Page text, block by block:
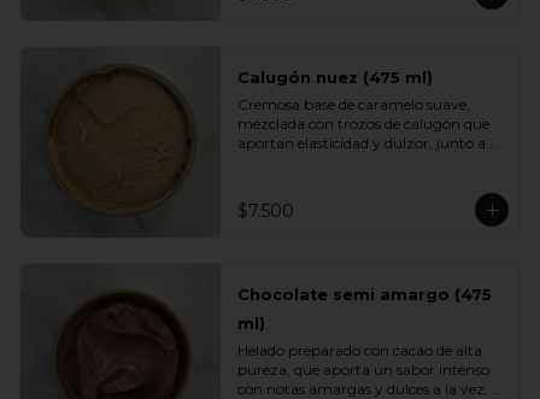
Calugón nuez (475 ml)
Cremosa base de caramelo suave,
mezclada con trozos de calugón que
aportan elasticidad y dulzor, junto a
golosa e intensa para fanáticos del
caramelo clásico.
$7.500
Chocolate semi amargo (475
ml)
Helado preparado con cacao de alta
pureza, que aporta un sabor intenso
con notas amargas y dulces a la vez.